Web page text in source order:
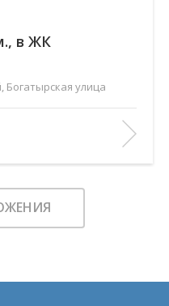
в ЖК
улица
37.65/14.35/14.49
1
11/12